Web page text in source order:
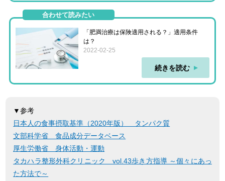
合わせて読みたい
「肥満治療は保険適用される？」適用条件
は？
2022-02-25
続きを読む
▼参考
日本人の食事摂取基準（2020年版） タンパク質
文部科学省 食品成分データベース
厚生労働省 身体活動・運動
タカハラ整形外科クリニック vol.43歩き方指導 ～個々にあっ
た方法で～